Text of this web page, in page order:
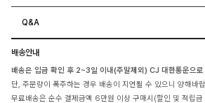
Q&A
배송안내
배송은 입금 확인 후 2~3일 이내(주말제외) CJ 대한통운으로
단, 주문량이 폭주하는 경우 배송이 지연될 수 있으니 양해바
무료배송은 순수 결제금액 6만원 이상 구매시(할인 및 적립금